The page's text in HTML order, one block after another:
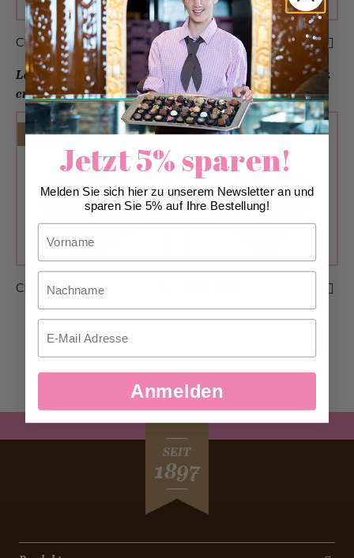
CHF 4.00 CHF 5.00
Logo-Gebäck Herz 12 x 12
cm
Ab 50 Stück
CHF 6.10
Logo-Gebäck Herz 14 x 14
cm
Ab 50 Stück
SEIT
1897
Jetzt 5% sparen!
Melden Sie sich hier zu unserem Newsletter an und
sparen Sie 5% auf Ihre Bestellung!
Nachname
Email
Anmelden